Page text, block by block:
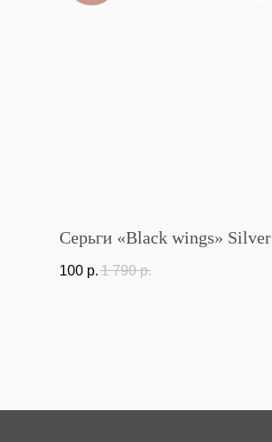
Серьги «Black wings» Silver
100 р. 1 790 р.